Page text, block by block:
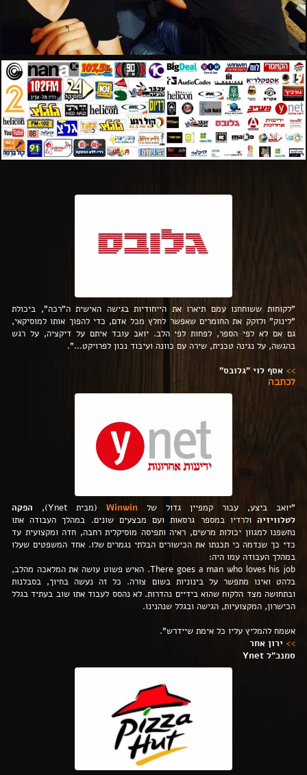
"לקוחות ששוחחנו עמם תיארו את הייחודיות בגישה האישית ה"רכה", ביכולת
"לינוק" ולזקק את החומרים שאפשר לחלץ מכל אדם, כדי להפוך אותו למוסיקאי,
גם אם לא לפי הספר, לפחות לפי הלב. יואב עובד איתם על דיקציה, על רגש
בהגשה, על נגינה טכנית, שירה עם כוונה ועיבוד נכון לפרויקט...".
>> אסף לוי "גלובס"
לכתבה
"יואב ביצע, עבור קמפיין גדול של Winwin (מבית Ynet),
הפקה
לטלוויזיה ולרדיו במספר גרסאות ועם מבצעים שונים. במהלך העבודה אתו
נחשפנו למגוון יכולות מרשים, ראיה ותפיסה מוסיקלית רחבה, חדה ומקצועית עד
כדי כך שנדמה כי תכנתו את הכישורים הבלתי נגמרים שלו. אחד המשפטים שעלו
במהלך העבודה עמו היה:
There goes a man who loves his job. האיש פשוט עושה את המלאכה מהלב,
בלהט ואינו מתפשר על בינוניות בשום צורה. כל זה נעשה בחיוך, בסבלנות
ובתחושה מצד הלקוח שהוא בידיים נהדרות. לא נהסס לעבוד אתו שוב בעתיד בגלל
הכישרון, המקצועיות, הגישה ובגלל שנהנינו.
אשמח להמליץ עליו כל אימת שיידרש".
>> ירון אחר
סמנכ"ל Ynet